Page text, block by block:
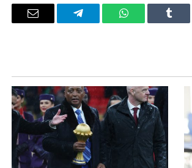
Tumblr واتساب تيلقرام
البريد